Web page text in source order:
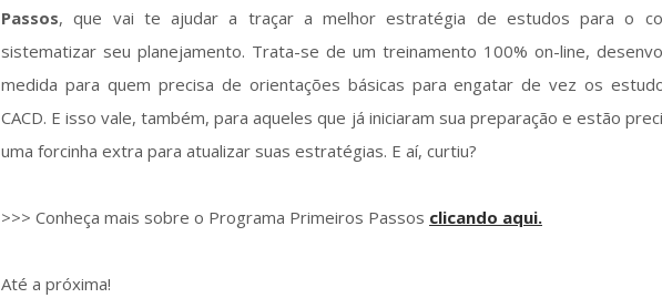
Passos, que vai te ajudar a traçar a melhor estratégia de estudos para o
sistematizar seu planejamento. Trata-se de um treinamento 100% on-line,
medida para quem precisa de orientações básicas para engatar de vez os
CACD. E isso vale, também, para aqueles que já iniciaram sua preparação e estão
uma forcinha extra para atualizar suas estratégias. E aí, curtiu?
>>> Conheça mais sobre o Programa Primeiros Passos clicando aqui.
Até a próxima!